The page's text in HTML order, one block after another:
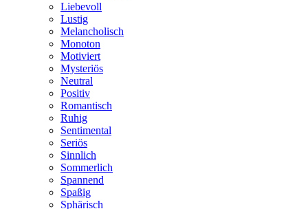
Liebevoll
Lustig
Melancholisch
Monoton
Motiviert
Mysteriös
Neutral
Positiv
Romantisch
Ruhig
Sentimental
Seriös
Sinnlich
Sommerlich
Spannend
Spaßig
Sphärisch